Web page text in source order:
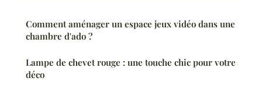
Comment aménager un espace jeux vidéo dans une
chambre d'ado ?
Lampe de chevet rouge : une touche chic pour votre
déco